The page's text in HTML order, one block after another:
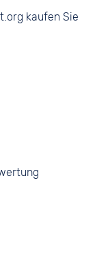
kaufen Sie